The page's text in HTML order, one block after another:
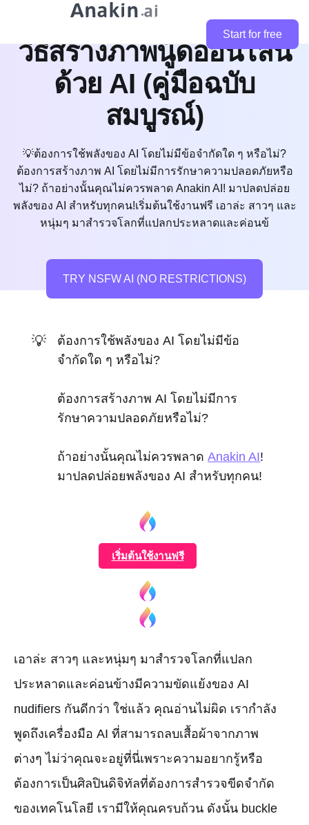
Start for free
วิธีสร้างภาพนู้ดออนไลน์
ด้วย AI (คู่มือฉบับ
สมบูรณ์)
💡ต้องการใช้พลังของ AI โดยไม่มีข้อจำกัดใด ๆ หรือไม่?
ต้องการสร้างภาพ AI โดยไม่มีการรักษาความปลอดภัยหรือ
ไม่? ถ้าอย่างนั้นคุณไม่ควรพลาด Anakin AI! มาปลดปล่อย
พลังของ AI สำหรับทุกคน!เริ่มต้นใช้งานฟรี เอาล่ะ สาวๆ และ
หนุ่มๆ มาสำรวจโลกที่แปลกประหลาดและค่อนข้
TRY NSFW AI (NO RESTRICTIONS)
💡
ต้องการใช้พลังของ AI โดยไม่มีข้อ
จำกัดใด ๆ หรือไม่?
ต้องการสร้างภาพ AI โดยไม่มีการ
รักษาความปลอดภัยหรือไม่?
ถ้าอย่างนั้นคุณไม่ควรพลาดAnakin AI!
มาปลดปล่อยพลังของ AI สำหรับทุกคน!
เริ่มต้นใช้งานฟรี
เอาล่ะ สาวๆ และหนุ่มๆ มาสำรวจโลกที่แปลก
ประหลาดและค่อนข้างมีความขัดแย้งของ AI
nudifiers กันดีกว่า ใช่แล้ว คุณอ่านไม่ผิด เรากำลัง
พูดถึงเครื่องมือ AI ที่สามารถลบเสื้อผ้าจากภาพ
ต่างๆ ไม่ว่าคุณจะอยู่ที่นี่เพราะความอยากรู้หรือ
ต้องการเป็นศิลปินดิจิทัลที่ต้องการสำรวจขีดจำกัด
ของเทคโนโลยี เรามีให้คุณครบถ้วน ดังนั้น buckle